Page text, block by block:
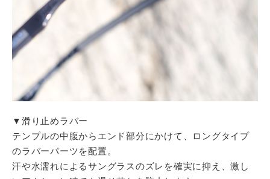
▼滑り止めラバー
テンプルの中腹からエンド部分にかけて、ロングタイプ
のラバーパーツを配置。
汗や水濡れによるサングラスのズレを確実に抑え、激し